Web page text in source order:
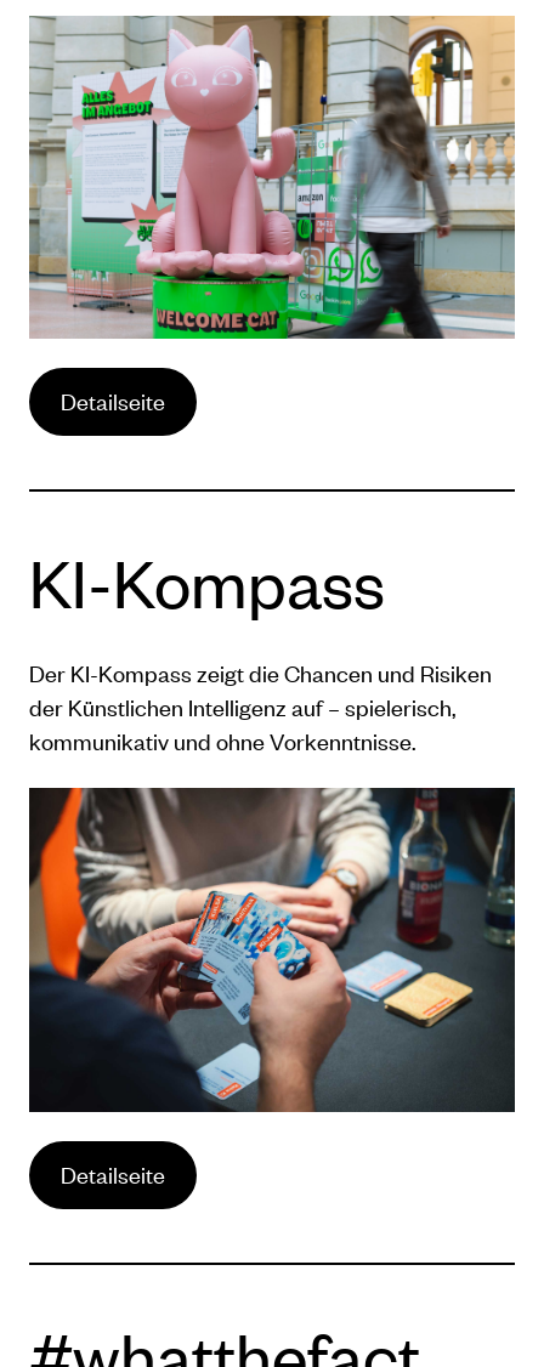
Detailseite
KI-Kompass
Der KI-Kompass zeigt die Chancen und Risiken
der Künstlichen Intelligenz auf – spielerisch,
kommunikativ und ohne Vorkenntnisse.
Detailseite